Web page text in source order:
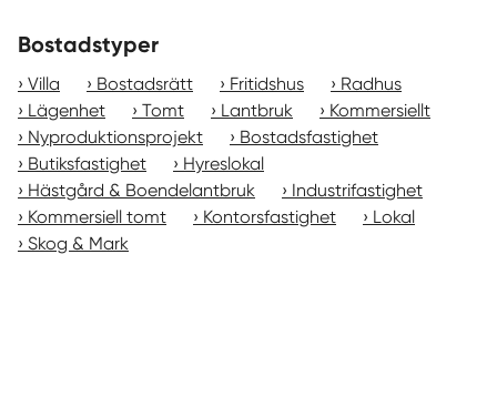
Bostadstyper
Villa Bostadsrätt Fritidshus
Radhus
Lägenhet
Tomt Lantbruk
Kommersiellt
Nyproduktionsprojekt
Bostadsfastighet
Butiksfastighet
Hyreslokal
Hästgård & Boendelantbruk
Industrifastighet
Kommersiell tomt
Kontorsfastighet
Lokal
Skog & Mark